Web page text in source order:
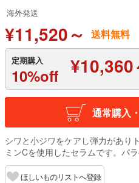
海外発送
¥11,520～ 送料無料
定期購入
10%off ¥10,360
通常購入
シワと小ジワをケアし弾力があり
ミンCを使用したセラムです。パ
ほしいものリストへ登録